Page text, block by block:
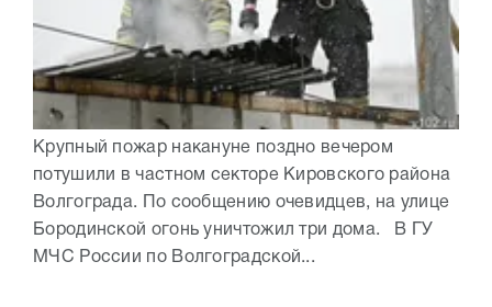
Крупный пожар накануне поздно вечером
потушили в частном секторе Кировского района
Волгограда. По сообщению очевидцев, на улице
Бородинской огонь уничтожил три дома. В ГУ
МЧС России по Волгоградской...